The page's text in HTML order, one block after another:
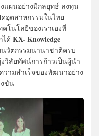
แผนอย่างมีกลยุทธ์ ลงทุน
อุตสาหกรรมในไทย
โนโลยีของเราเองที่
ได้ KX- Knowledge
วัตกรรมนานาชาติครบ
วิสัยทัศน์การก้าวเป็นผู้นำ
ามสำเร็จของพัฒนาอย่าง
ขัน